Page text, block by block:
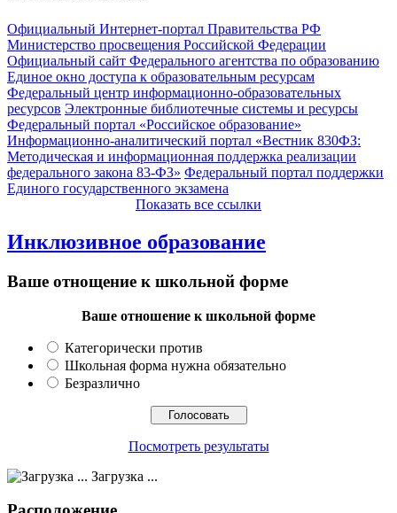
Официальный Интернет-портал Правительства РФ
Министерство просвещения Российской Федерации
Официальный сайт Федерального агентства по образованию
Единое окно доступа к образовательным ресурсам
Федеральный центр информационно-образовательных
ресурсов Электронные библиотечные системы и ресурсы
Федеральный портал «Российское образование»
Информационно-аналитический портал «Вестник 830ФЗ:
Методическая и информационная поддержка реализации
федерального закона 83-ФЗ» Федеральный портал поддержки
Единого государственного экзамена
Показать все ссылки
Инклюзивное образование
Ваше отнощение к школьной форме
Ваше отношение к школьной форме
Категорически против
Школьная форма нужна обязательно
Безразлично
Посмотреть результаты
Загрузка ...